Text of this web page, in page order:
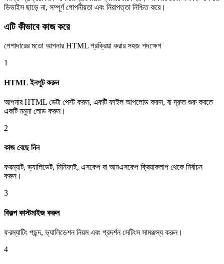
ডিভাইস ছাড়ে না, সম্পূর্ণ গোপনীয়তা এবং নিরাপত্তা নিশ্চিত করে।
এটি কীভাবে কাজ করে
পেশাদারের মতো আপনার HTML প্রক্রিয়া করার সহজ পদক্ষেপ
1
HTML ইনপুট করুন
আপনার HTML ডেটা পেস্ট করুন, একটি ফাইল আপলোড করুন, বা দ্রুত শুরু করতে
একটি নমুনা লোড করুন।
2
কাজ বেছে নিন
ফরম্যাট, ভ্যালিডেট, মিনিফাই, এসকেপ বা আনএসকেপ ক্রিয়াকলাপ থেকে নির্বাচন
করুন।
3
বিকল্প কাস্টমাইজ করুন
ফরম্যাটিং পছন্দ, ভ্যালিডেশন নিয়ম এবং প্রদর্শন সেটিংস সামঞ্জস্য করুন।
4